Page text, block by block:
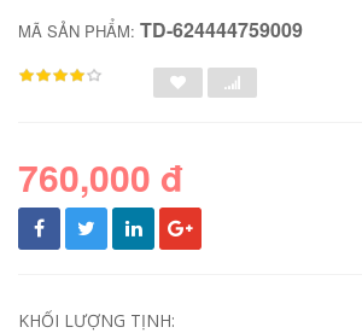
MÃ SẢN PHẨM: TD-624444759009
760,000 đ
KHỐI LƯỢNG TỊNH: